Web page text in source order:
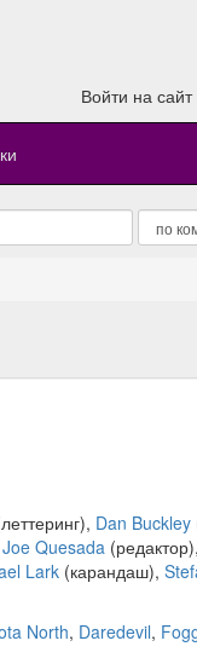
Войти на сайт
Dan Buckley
Joe Quesada(редактор),
Lark(карандаш),
North, Daredevil,